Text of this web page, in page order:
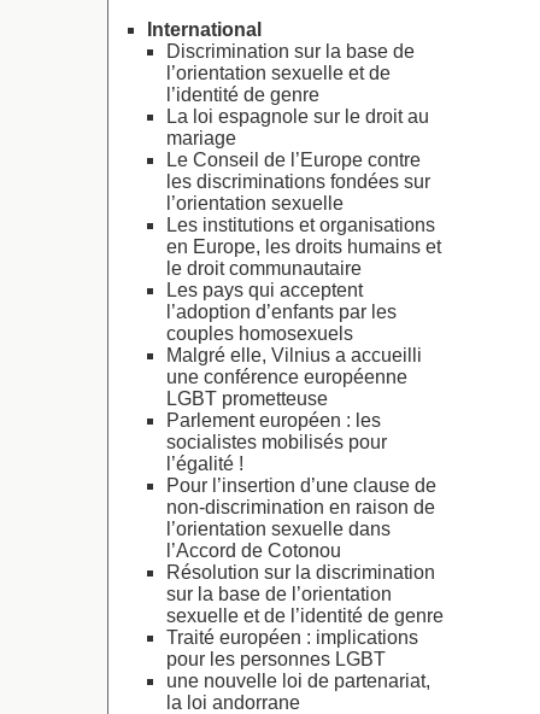
International
Discrimination sur la base de
l’orientation sexuelle et de
l’identité de genre
La loi espagnole sur le droit au
mariage
Le Conseil de l’Europe contre
les discriminations fondées sur
l’orientation sexuelle
Les institutions et organisations
en Europe, les droits humains et
le droit communautaire
Les pays qui acceptent
l’adoption d’enfants par les
couples homosexuels
Malgré elle, Vilnius a accueilli
une conférence européenne
LGBT prometteuse
Parlement européen : les
socialistes mobilisés pour
l’égalité !
Pour l’insertion d’une clause de
non-discrimination en raison de
l’orientation sexuelle dans
l’Accord de Cotonou
Résolution sur la discrimination
sur la base de l’orientation
sexuelle et de l’identité de genre
Traité européen : implications
pour les personnes LGBT
une nouvelle loi de partenariat,
la loi andorrane